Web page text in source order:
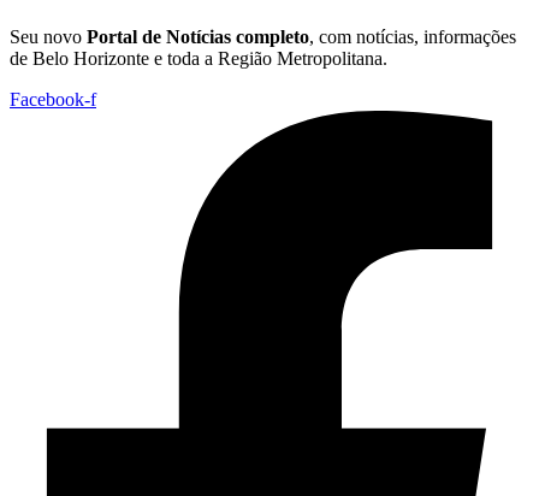
Seu novo Portal de Notícias completo, com notícias, informações
de Belo Horizonte e toda a Região Metropolitana.
Facebook-f